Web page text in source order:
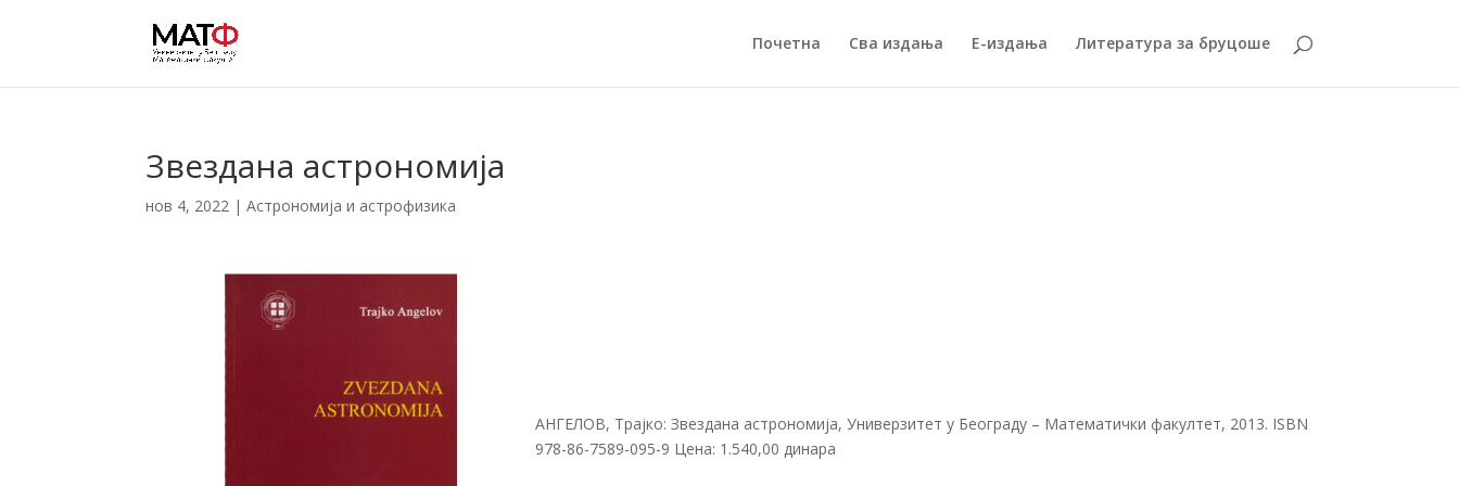
Почетна Сва издања Е-издања Литература за бруцоше
Звездана астрономија
нов 4, 2022 |Астрономија и астрофизика
АНГЕЛОВ, Трајко: Звездана астрономија, Универзитет у Београду – Математички факултет, 2013. ISBN
978-86-7589-095-9 Цена: 1.540,00 динара